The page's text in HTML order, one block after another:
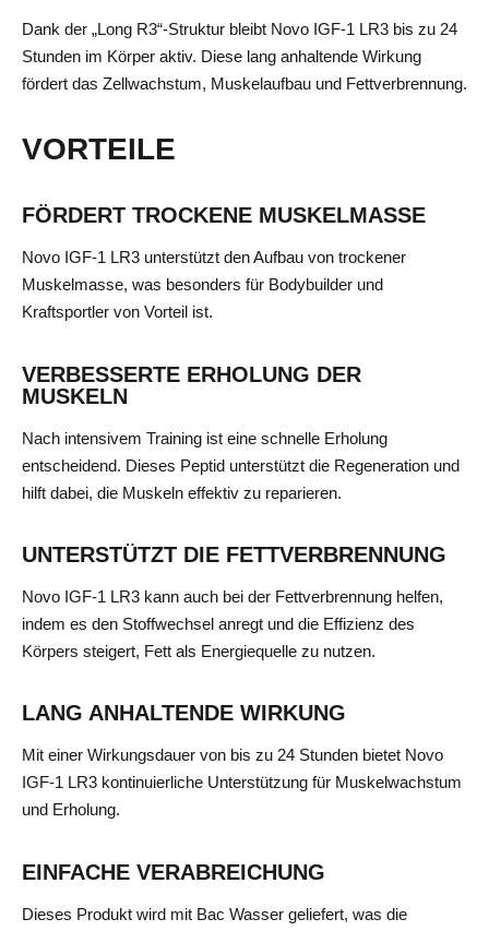
Dank der „Long R3“-Struktur bleibt Novo IGF-1 LR3 bis zu 24
Stunden im Körper aktiv. Diese lang anhaltende Wirkung
fördert das Zellwachstum, Muskelaufbau und Fettverbrennung.
VORTEILE
FÖRDERT TROCKENE MUSKELMASSE
Novo IGF-1 LR3 unterstützt den Aufbau von trockener
Muskelmasse, was besonders für Bodybuilder und
Kraftsportler von Vorteil ist.
VERBESSERTE ERHOLUNG DER
MUSKELN
Nach intensivem Training ist eine schnelle Erholung
entscheidend. Dieses Peptid unterstützt die Regeneration und
hilft dabei, die Muskeln effektiv zu reparieren.
UNTERSTÜTZT DIE FETTVERBRENNUNG
Novo IGF-1 LR3 kann auch bei der Fettverbrennung helfen,
indem es den Stoffwechsel anregt und die Effizienz des
Körpers steigert, Fett als Energiequelle zu nutzen.
LANG ANHALTENDE WIRKUNG
Mit einer Wirkungsdauer von bis zu 24 Stunden bietet Novo
IGF-1 LR3 kontinuierliche Unterstützung für Muskelwachstum
und Erholung.
EINFACHE VERABREICHUNG
Dieses Produkt wird mit Bac Wasser geliefert, was die